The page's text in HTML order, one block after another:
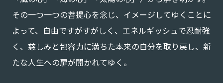
その一つ一つの菩提心を念じ、イメージしてゆくことに
よって、自由ですがすがしく、エネルギッシュで忍耐強
く、慈しみと包容力に満ちた本来の自分を取り戻し、新
たな人生への扉が開かれてゆく。